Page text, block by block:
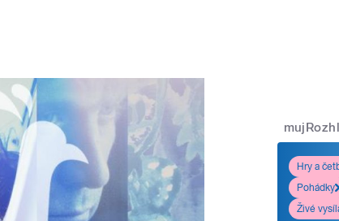
Hry a
Pohádky
Živé